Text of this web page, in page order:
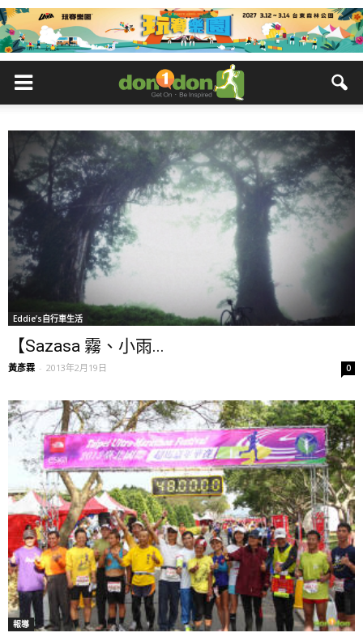
Eddie’s自行車生活
【Sazasa 霧、小雨...
黃彥霖 - 2013年2月19日 0
報導